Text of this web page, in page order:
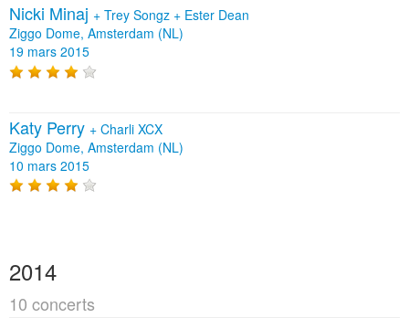
Nicki Minaj + Trey Songz + Ester Dean
Ziggo Dome, Amsterdam (NL)
19 mars 2015
Katy Perry + Charli XCX
Ziggo Dome, Amsterdam (NL)
10 mars 2015
2014
10 concerts